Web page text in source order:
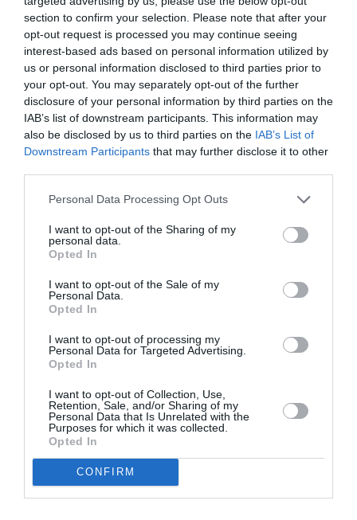
section to confirm your selection. Please note that after your
opt-out request is processed you may continue seeing
interest-based ads based on personal information utilized by
us or personal information disclosed to third parties prior to
your opt-out. You may separately opt-out of the further
disclosure of your personal information by third parties on the
IAB’s list of downstream participants. This information may
also be disclosed by us to third parties on the IAB’s List of
Downstream Participants that may further disclose it to other
Personal Data Processing Opt Outs
I want to opt-out of the Sharing of my
personal data.
Opted In
I want to opt-out of the Sale of my
Personal Data.
Opted In
I want to opt-out of processing my
Personal Data for Targeted Advertising.
Opted In
I want to opt-out of Collection, Use,
Retention, Sale, and/or Sharing of my
Personal Data that Is Unrelated with the
Purposes for which it was collected.
Opted In
CONFIRM
για την ενσυναίσθηση στην Ιαπωνία περιλαμβάνει
διάφορες δραστηριότητες και ασκήσεις. Οι μαθητές
μαθαίνουν να αναγνωρίζουν τα συναισθήματα των
άλλων, να βλέπουν τα πράγματα από την οπτική
γωνία των άλλων και να ανταποκρίνονται με
συμπόνια και κατανόηση.
TAGS: ΒΙΑ ΕΝΣΥΝΑΙΣΘΗΣΗ
Facebook Twitter